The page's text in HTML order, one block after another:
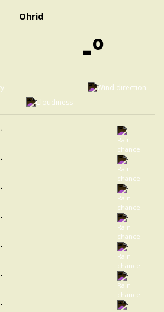
Ohrid
-º
-
-
- -
- -
- -
- -
- -
- -
- -